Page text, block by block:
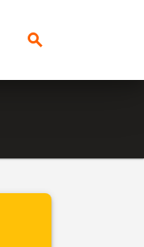
search